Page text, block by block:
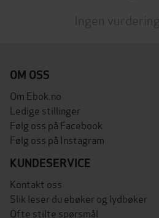
Ingen
OM OSS
Om Ebok.no
Ledige stillinger
Følg oss på Facebook
Følg oss på Instagram
KUNDESERVICE
Kontakt oss
Slik leser du ebøker og lydbøker
Ofte stilte spørsmål